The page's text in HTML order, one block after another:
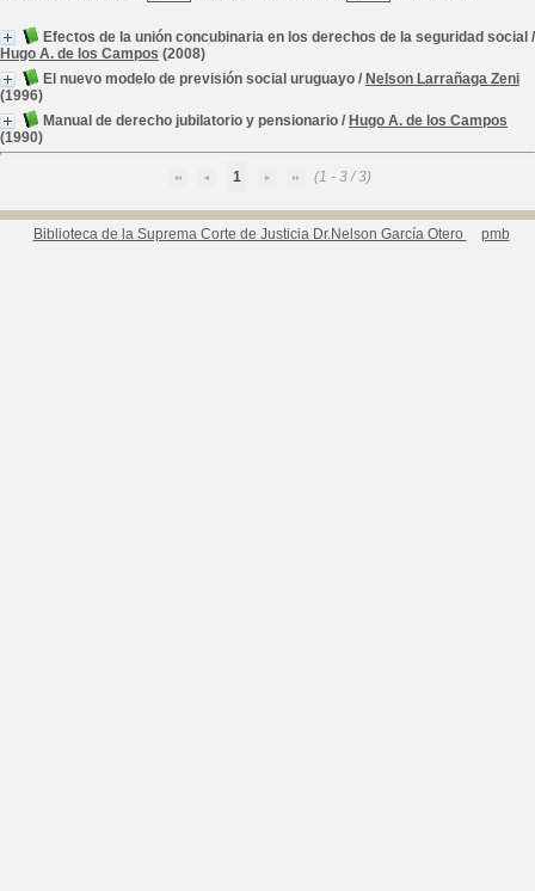
Efectos de la unión concubinaria en los derechos de la seguridad social /
Hugo A. de los Campos (2008)
El nuevo modelo de previsión social uruguayo / Nelson Larrañaga Zeni
(1996)
Manual de derecho jubilatorio y pensionario / Hugo A. de los Campos
(1990)
1 (1 - 3 / 3)
Biblioteca de la Suprema Corte de Justicia Dr.Nelson García Otero pmb